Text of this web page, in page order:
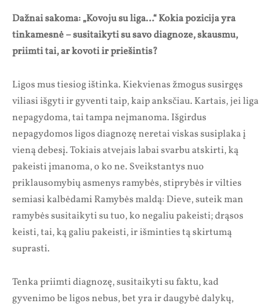
Dažnai sakoma: „Kovoju su liga…“ Kokia pozicija yra
tinkamesnė – susitaikyti su savo diagnoze, skausmu,
priimti tai, ar kovoti ir priešintis?
Ligos mus tiesiog ištinka. Kiekvienas žmogus susirgęs
viliasi išgyti ir gyventi taip, kaip anksčiau. Kartais, jei liga
nepagydoma, tai tampa neįmanoma. Išgirdus
nepagydomos ligos diagnozę neretai viskas susiplaka į
vieną debesį. Tokiais atvejais labai svarbu atskirti, ką
pakeisti įmanoma, o ko ne. Sveikstantys nuo
priklausomybių asmenys ramybės, stiprybės ir vilties
semiasi kalbėdami Ramybės maldą: Dieve, suteik man
ramybės susitaikyti su tuo, ko negaliu pakeisti; drąsos
keisti, tai, ką galiu pakeisti, ir išminties tą skirtumą
suprasti.
Tenka priimti diagnozę, susitaikyti su faktu, kad
gyvenimo be ligos nebus, bet yra ir daugybė dalykų,